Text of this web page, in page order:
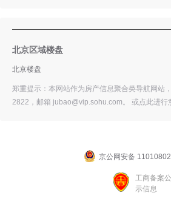
北京区域楼盘
北京楼盘
郑重提示：本网站作为房产信息聚合类导航网站
2822，邮箱 jubao@vip.sohu.com。 或点此进行
京公网安备
工商备案公
示信息